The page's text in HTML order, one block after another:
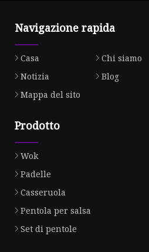
Navigazione rapida
Casa Chi siamo
Notizia
Blog
Mappa del sito
Prodotto
Wok
Padelle
Casseruola
Pentola per salsa
Set di pentole